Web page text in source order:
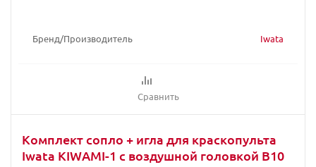
Бренд/Производитель Iwata
Сравнить
Комплект сопло + игла для краскопультa
Iwata KIWAMI-1 с воздушной головкой B10